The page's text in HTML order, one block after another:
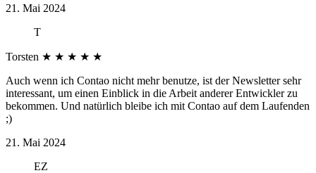
21. Mai 2024
T
Torsten ★ ★ ★ ★ ★
Auch wenn ich Contao nicht mehr benutze, ist der Newsletter sehr
interessant, um einen Einblick in die Arbeit anderer Entwickler zu
bekommen. Und natürlich bleibe ich mit Contao auf dem Laufenden
;)
21. Mai 2024
EZ